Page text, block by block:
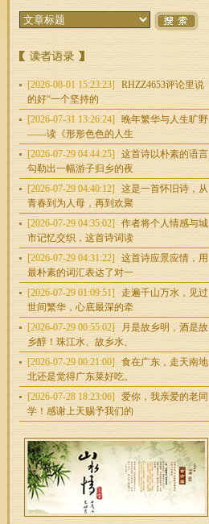
[2026-08-01 15:23:23]
RHZZ4653评论里说
的好“一个坚持的
[2026-07-31 13:26:24]
晚年繁华与人生旷野
——读《形形色色的人生
[2026-07-29 04:44:25]
这首诗以朴素的语言
勾勒出一幅游子归乡的夜
[2026-07-29 04:40:12]
这是一首怀旧诗，从
青春到为人母，再到欢聚
[2026-07-29 04:35:02]
作者将个人情感与城
市记忆交织，这首诗词读
[2026-07-29 04:31:22]
这首诗应景应情，用
最朴素的词汇表达了对一
[2026-07-29 01:09:51]
走遍千山万水，见过
世间繁华，心底最深的牵
[2026-07-29 00:55:02]
月是故乡明，酒是故
乡醇！珠江水、故乡水、
[2026-07-29 00:21:00]
食在广东，走天南地
北还是觉得广东菜好吃。
[2026-07-28 18:23:06]
爱你，我亲爱的老同
学！感谢上天赐予我们的